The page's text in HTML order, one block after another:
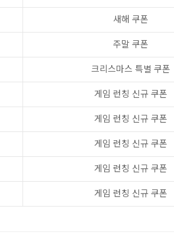
새해 쿠폰
주말 쿠폰
크리스마스 특별 쿠폰
게임 런칭 신규 쿠폰
게임 런칭 신규 쿠폰
게임 런칭 신규 쿠폰
게임 런칭 신규 쿠폰
게임 런칭 신규 쿠폰